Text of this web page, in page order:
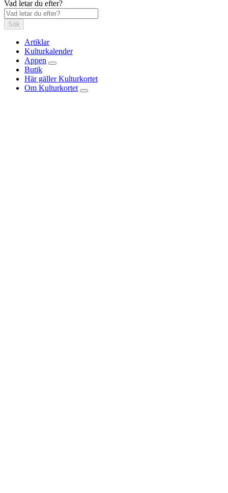
Vad letar du efter?
Sök
Artiklar
Kulturkalender
Appen
Butik
Här gäller Kulturkortet
Om Kulturkortet